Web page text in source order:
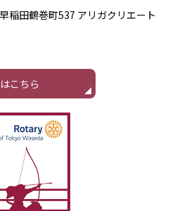
稲田鶴巻町537 アリガクリエート
こちら